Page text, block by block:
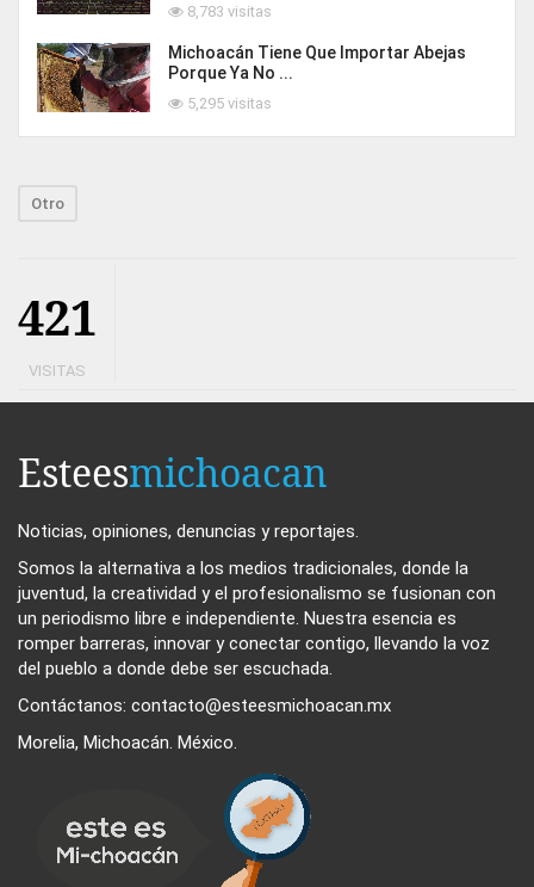
8,783 visitas
Michoacán Tiene Que Importar Abejas
Porque Ya No ...
5,295 visitas
Otro
421
VISITAS
Esteesmichoacan
Noticias, opiniones, denuncias y reportajes.
Somos la alternativa a los medios tradicionales, donde la
juventud, la creatividad y el profesionalismo se fusionan con
un periodismo libre e independiente. Nuestra esencia es
romper barreras, innovar y conectar contigo, llevando la voz
del pueblo a donde debe ser escuchada.
Contáctanos: contacto@esteesmichoacan.mx
Morelia, Michoacán. México.